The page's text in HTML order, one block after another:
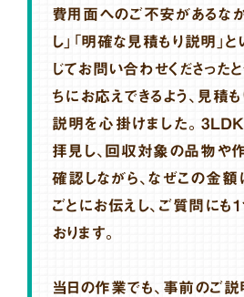
費用面へのご不安があるな
し」「明確な見積もり説明」
じてお問い合わせくださった
ちにお応えできるよう、見積
説明を心掛けました。
拝見し、回収対象の品物や
確認しながら、なぜこの金額
ごとにお伝えし、ご質問にも
おります。
当日の作業でも、事前のご